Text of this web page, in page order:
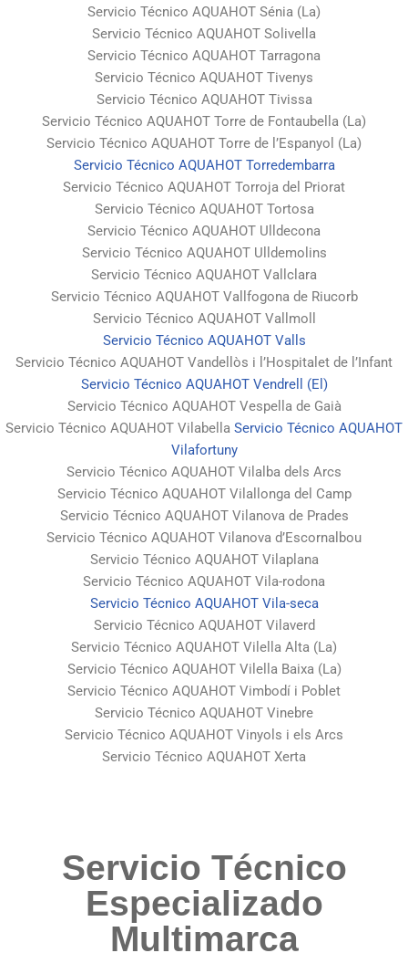
Servicio Técnico AQUAHOT Sénia (La)
Servicio Técnico AQUAHOT Solivella
Servicio Técnico AQUAHOT Tarragona
Servicio Técnico AQUAHOT Tivenys
Servicio Técnico AQUAHOT Tivissa
Servicio Técnico AQUAHOT Torre de Fontaubella (La)
Servicio Técnico AQUAHOT Torre de l’Espanyol (La)
Servicio Técnico AQUAHOT Torredembarra
Servicio Técnico AQUAHOT Torroja del Priorat
Servicio Técnico AQUAHOT Tortosa
Servicio Técnico AQUAHOT Ulldecona
Servicio Técnico AQUAHOT Ulldemolins
Servicio Técnico AQUAHOT Vallclara
Servicio Técnico AQUAHOT Vallfogona de Riucorb
Servicio Técnico AQUAHOT Vallmoll
Servicio Técnico AQUAHOT Valls
Servicio Técnico AQUAHOT Vandellòs i l’Hospitalet de l’Infant
Servicio Técnico AQUAHOT Vendrell (El)
Servicio Técnico AQUAHOT Vespella de Gaià
Servicio Técnico AQUAHOT Vilabella Servicio Técnico AQUAHOT
Vilafortuny
Servicio Técnico AQUAHOT Vilalba dels Arcs
Servicio Técnico AQUAHOT Vilallonga del Camp
Servicio Técnico AQUAHOT Vilanova de Prades
Servicio Técnico AQUAHOT Vilanova d’Escornalbou
Servicio Técnico AQUAHOT Vilaplana
Servicio Técnico AQUAHOT Vila-rodona
Servicio Técnico AQUAHOT Vila-seca
Servicio Técnico AQUAHOT Vilaverd
Servicio Técnico AQUAHOT Vilella Alta (La)
Servicio Técnico AQUAHOT Vilella Baixa (La)
Servicio Técnico AQUAHOT Vimbodí i Poblet
Servicio Técnico AQUAHOT Vinebre
Servicio Técnico AQUAHOT Vinyols i els Arcs
Servicio Técnico AQUAHOT Xerta
Servicio Técnico
Especializado
Multimarca